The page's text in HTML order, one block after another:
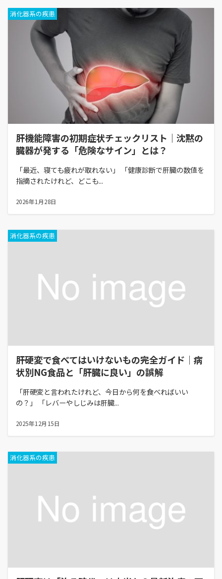
消化器系の疾患
肝機能障害の初期症状チェックリスト｜沈黙の
臓器が発する「危険なサイン」とは？
「最近、寝ても疲れが取れない」 「健康診断で肝臓の数値を
指摘されたけれど、どこも...
2026年1月28日
消化器系の疾患
肝硬変で食べてはいけないもの完全ガイド｜病
状別NG食品と「肝臓に良い」の誤解
「肝硬変と言われたけれど、今日から何を食べればいい
の？」 「レバーやしじみは肝臓...
2025年12月15日
消化器系の疾患